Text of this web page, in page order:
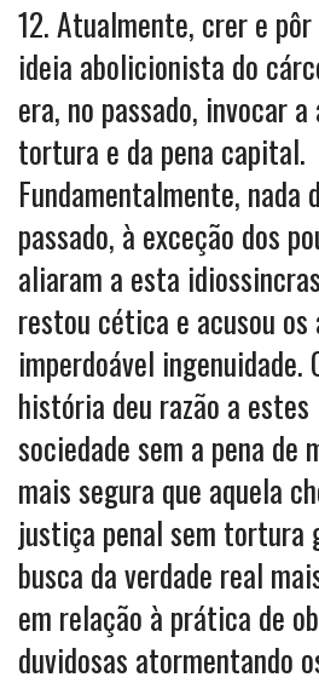
12. Atualmente, crer e
ideia abolicionista do
era, no passado, invocar
tortura e da pena capital.
Fundamentalmente, nada
passado, à exceção dos
aliaram a esta
restou cética e acusou
imperdoável ingenuidade.
história deu razão a estes
sociedade sem a pena de
mais segura que aquela
justiça penal sem tortura
busca da verdade real
em relação à prática de
duvidosas atormentando